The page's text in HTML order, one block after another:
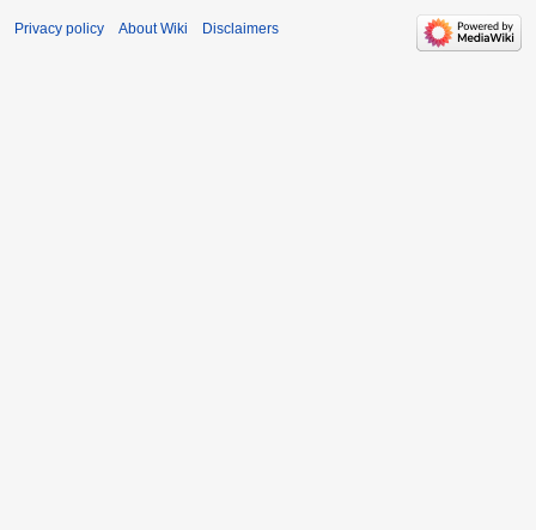
Privacy policy About Wiki Disclaimers